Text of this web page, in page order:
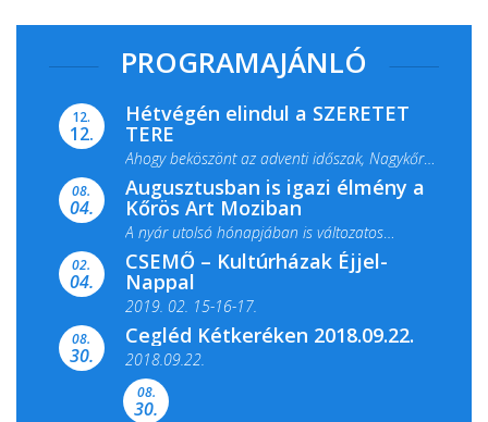
PROGRAMAJÁNLÓ
12.
12.
Hétvégén elindul a SZERETET
TERE
Ahogy beköszönt az adventi időszak, Nagykőrös
ismét megtelik ünnepi fénnyel és közös...
08.
04.
Augusztusban is igazi élmény a
Kőrös Art Moziban
A nyár utolsó hónapjában is változatos
filmkínálattal, családi...
02.
04.
CSEMŐ – Kultúrházak Éjjel-
Nappal
2019. 02. 15-16-17.
Színes és tartalmas programokkal várja a
Csemői Községi Könyvtár és...
08.
30.
Cegléd Kétkeréken 2018.09.22.
2018.09.22.
08.
30.